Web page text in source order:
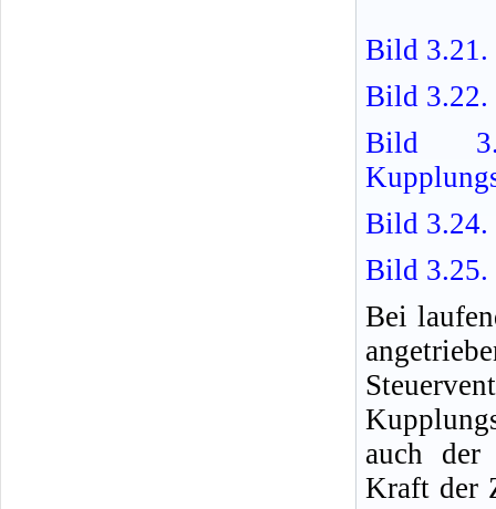
Bild 3.21.
Bild 3.22.
Bild
Bild 3.24.
Bild 3.25.
Bei
auch
Kraft der